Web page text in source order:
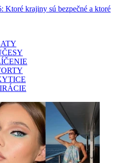
Ktoré krajiny sú bezpečné a ktoré